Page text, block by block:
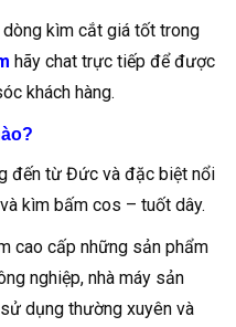
dòng kìm cắt giá tốt trong
hãy chat trực tiếp để được
khách hàng.
đến từ Đức và đặc biệt nổi
kìm bấm cos – tuốt dây.
cao cấp những sản phẩm
nghiệp, nhà máy sản
dụng thường xuyên và